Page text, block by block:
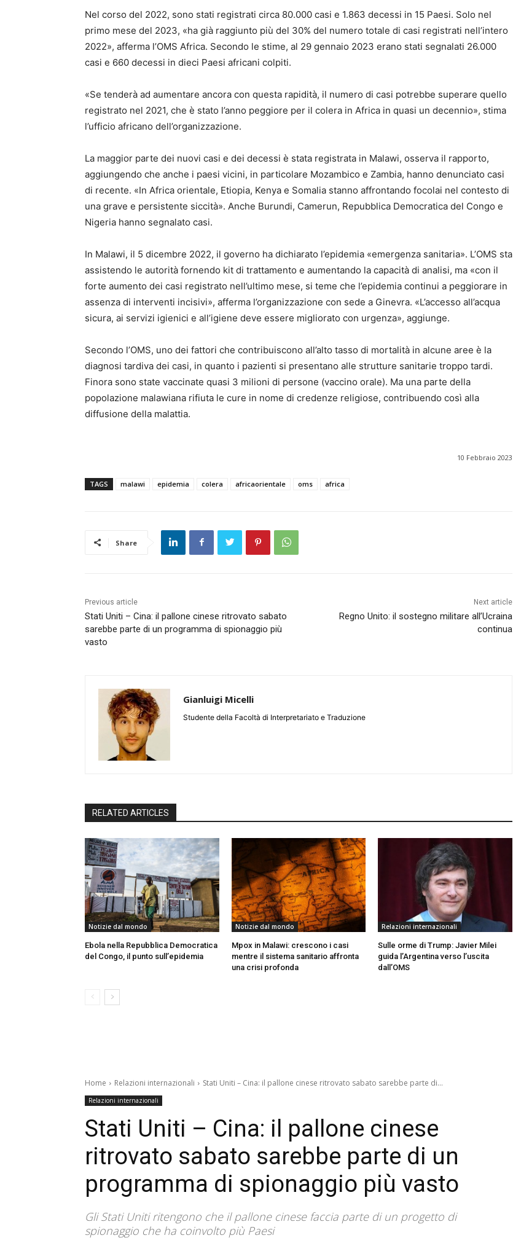
Nel corso del 2022, sono stati registrati circa 80.000 casi e 1.863 decessi in 15 Paesi. Solo nel
primo mese del 2023, «ha già raggiunto più del 30% del numero totale di casi registrati nell’intero
2022», afferma l’OMS Africa. Secondo le stime, al 29 gennaio 2023 erano stati segnalati 26.000
casi e 660 decessi in dieci Paesi africani colpiti.
«Se tenderà ad aumentare ancora con questa rapidità, il numero di casi potrebbe superare quello
registrato nel 2021, che è stato l’anno peggiore per il colera in Africa in quasi un decennio», stima
l’ufficio africano dell’organizzazione.
La maggior parte dei nuovi casi e dei decessi è stata registrata in Malawi, osserva il rapporto,
aggiungendo che anche i paesi vicini, in particolare Mozambico e Zambia, hanno denunciato casi
di recente. «In Africa orientale, Etiopia, Kenya e Somalia stanno affrontando focolai nel contesto di
una grave e persistente siccità». Anche Burundi, Camerun, Repubblica Democratica del Congo e
Nigeria hanno segnalato casi.
In Malawi, il 5 dicembre 2022, il governo ha dichiarato l’epidemia «emergenza sanitaria». L’OMS sta
assistendo le autorità fornendo kit di trattamento e aumentando la capacità di analisi, ma «con il
forte aumento dei casi registrato nell’ultimo mese, si teme che l’epidemia continui a peggiorare in
assenza di interventi incisivi», afferma l’organizzazione con sede a Ginevra. «L’accesso all’acqua
sicura, ai servizi igienici e all’igiene deve essere migliorato con urgenza», aggiunge.
Secondo l’OMS, uno dei fattori che contribuiscono all’alto tasso di mortalità in alcune aree è la
diagnosi tardiva dei casi, in quanto i pazienti si presentano alle strutture sanitarie troppo tardi.
Finora sono state vaccinate quasi 3 milioni di persone (vaccino orale). Ma una parte della
popolazione malawiana rifiuta le cure in nome di credenze religiose, contribuendo così alla
diffusione della malattia.
10 Febbraio 2023
TAGS malawi epidemia colera africaorientale oms africa
Share
Previous article
Stati Uniti – Cina: il pallone cinese ritrovato sabato
sarebbe parte di un programma di spionaggio più
vasto
Next article
Regno Unito: il sostegno militare all’Ucraina
continua
Gianluigi Micelli
Studente della Facoltà di Interpretariato e Traduzione
RELATED ARTICLES
Notizie dal mondo
Ebola nella Repubblica Democratica
del Congo, il punto sull’epidemia
Notizie dal mondo
Mpox in Malawi: crescono i casi
mentre il sistema sanitario affronta
una crisi profonda
Relazioni internazionali
Sulle orme di Trump: Javier Milei
guida l’Argentina verso l’uscita
dall’OMS